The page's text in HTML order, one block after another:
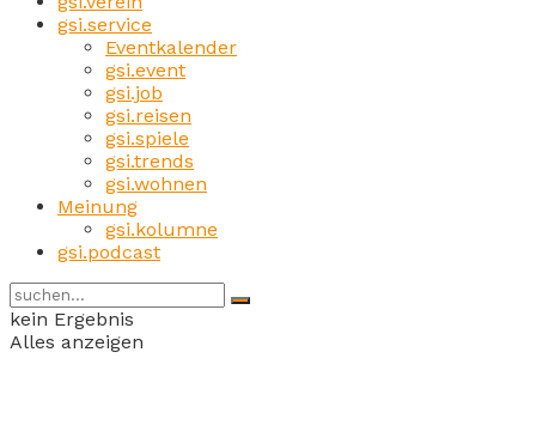
gsi.service
Eventkalender
gsi.event
gsi.job
gsi.reisen
gsi.spiele
gsi.trends
gsi.wohnen
Meinung
gsi.kolumne
gsi.podcast
kein Ergebnis
Alles anzeigen